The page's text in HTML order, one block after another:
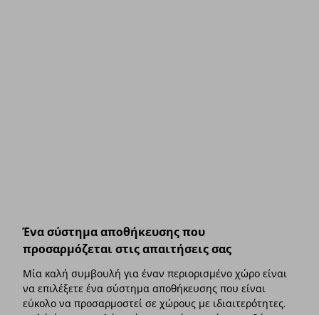
Ένα σύστημα αποθήκευσης που
προσαρμόζεται στις απαιτήσεις σας
Μία καλή συμβουλή για έναν περιορισμένο χώρο είναι
να επιλέξετε ένα σύστημα αποθήκευσης που είναι
εύκολο να προσαρμοστεί σε χώρους με ιδιαιτερότητες.